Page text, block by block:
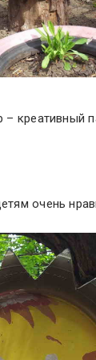
– креативный
очень